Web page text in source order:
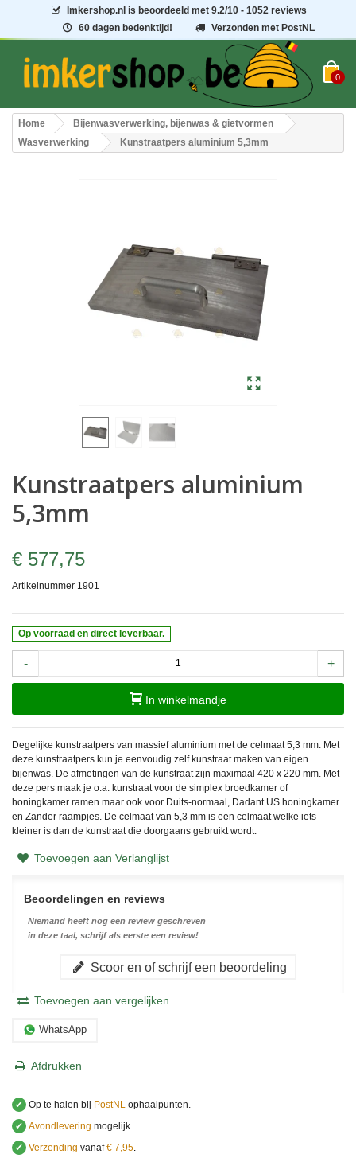
Imkershop.nl is beoordeeld met9.2/10 - 1052 reviews
60 dagen bedenktijd!
Verzonden met PostNL
0
Home
Bijenwasverwerking, bijenwas & gietvormen
Wasverwerking
Kunstraatpers aluminium 5,3mm
Kunstraatpers aluminium
5,3mm
€ 577,75
Artikelnummer 1901
Op voorraad en direct leverbaar.
- +
In winkelmandje
Degelijke kunstraatpers van massief aluminium met de celmaat 5,3 mm. Met
deze kunstraatpers kun je eenvoudig zelf kunstraat maken van eigen
bijenwas. De afmetingen van de kunstraat zijn maximaal 420 x 220 mm. Met
deze pers maak je o.a. kunstraat voor de simplex broedkamer of
honingkamer ramen maar ook voor Duits-normaal, Dadant US honingkamer
en Zander raampjes. De celmaat van 5,3 mm is een celmaat welke iets
kleiner is dan de kunstraat die doorgaans gebruikt wordt.
Toevoegen aan Verlanglijst
Beoordelingen en reviews
Niemand heeft nog een review geschreven
in deze taal, schrijf als eerste een review!
Scoor en of schrijf een beoordeling
Toevoegen aan vergelijken
WhatsApp
Afdrukken
✔ Op te halen bij PostNL ophaalpunten.
✔ Avondlevering mogelijk.
✔ Verzending vanaf€ 7,95